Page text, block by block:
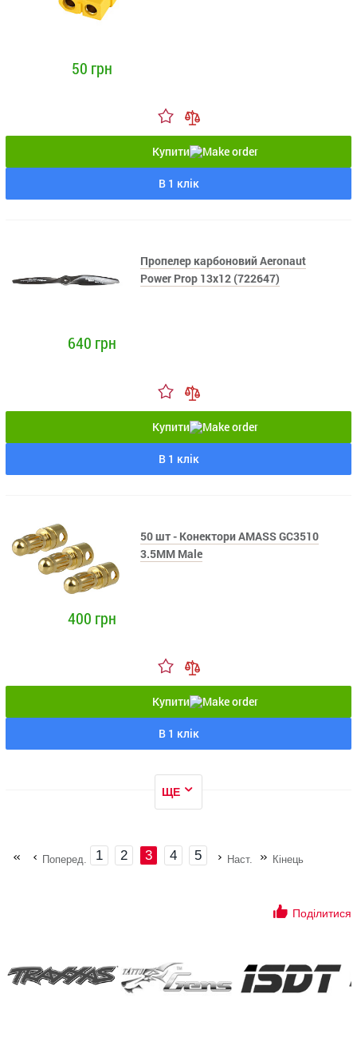
50 грн
Купити
В 1 клік
Пропелер карбоновий Aeronaut
Power Prop 13x12 (722647)
640 грн
Купити
В 1 клік
50 шт - Конектори AMASS GC3510
3.5MM Male
400 грн
Купити
В 1 клік
ЩЕ
Поперед. 1 2 3 4 5 Наст. Кінець
Поділитися